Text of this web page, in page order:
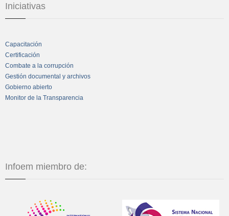
Iniciativas
Capacitación
Certificación
Combate a la corrupción
Gestión documental y archivos
Gobierno abierto
Monitor de la Transparencia
Infoem miembro de: